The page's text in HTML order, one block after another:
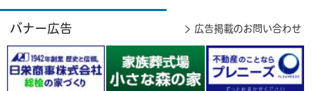
バナー広告 広告掲載のお問い合わせ